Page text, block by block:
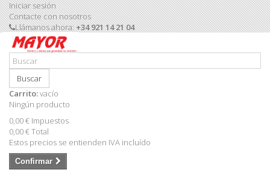
Iniciar sesión
Contacte con nosotros
Llámanos ahora:+34 921 14 21 04
Buscar
Carrito:vacío
Ningún producto
0,00 € Impuestos
0,00 €Total
Estos precios se entienden IVA incluído
Confirmar